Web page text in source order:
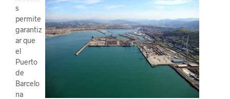
s
permite
garantiz
ar que
el
Puerto
de
Barcelo
na